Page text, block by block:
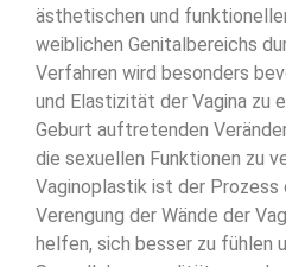
ästhetischen und
weiblichen Genitalbereichs
Verfahren wird besonders
und Elastizität der Vagina zu
Geburt auftretenden
die sexuellen Funktionen zu
Vaginoplastik ist der Prozess
Verengung der Wände der
helfen, sich besser zu fühlen